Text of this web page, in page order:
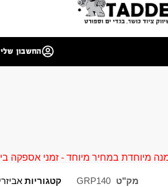
החשבון שלי
במחיר מיוחד - זמני אספקה בין 40 ל 90 ימי עסקים צור קשר
מק"ט GRP140 קטגוריות